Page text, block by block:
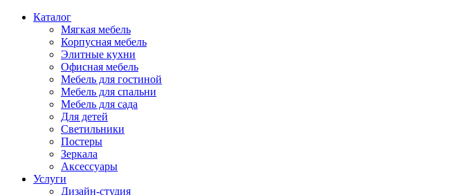
Каталог
Мягкая мебель
Корпусная мебель
Элитные кухни
Офисная мебель
Мебель для гостиной
Мебель для спальни
Мебель для сада
Для детей
Светильники
Постеры
Зеркала
Аксессуары
Услуги
Дизайн-студия